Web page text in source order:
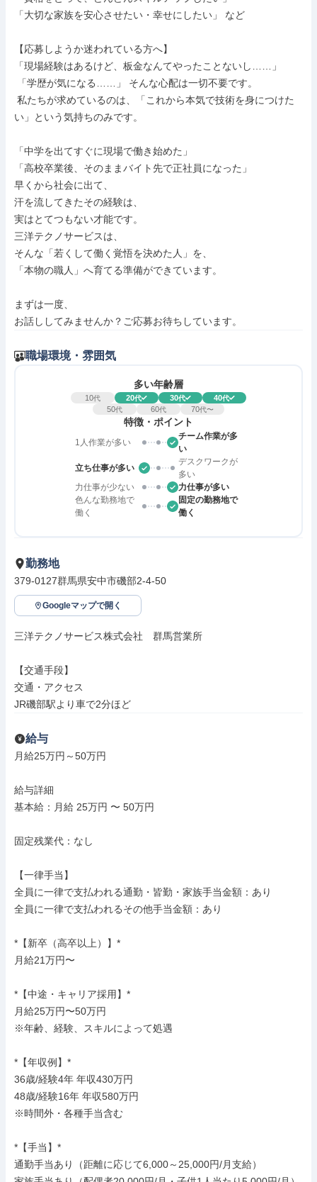
「大切な家族を安心させたい・幸せにしたい」 など
【応募しようか迷われている方へ】
「現場経験はあるけど、板金なんてやったことないし……」
い」という気持ちのみです。
「中学を出てすぐに現場で働き始めた」
「高校卒業後、そのままバイト先で正社員になった」
早くから社会に出て、
汗を流してきたその経験は、
実はとてつもない才能です。
三洋テクノサービスは、
そんな「若くして働く覚悟を決めた人」を、
「本物の職人」へ育てる準備ができています。
まずは一度、
お話ししてみませんか？ご応募お待ちしています。
職場環境・雰囲気
多い年齢層
10代 20代 30代 40代
50代 60代 70代〜
特徴・ポイント
1人作業が多い
チーム作業が多
い
立ち仕事が多い
デスクワークが
多い
力仕事が少ない
力仕事が多い
色んな勤務地で
働く
固定の勤務地で
働く
勤務地
379-0127群馬県安中市磯部2-4-50
Googleマップで開く
三洋テクノサービス株式会社　群馬営業所
【交通手段】
交通・アクセス
JR磯部駅より車で2分ほど
給与
月給25万円～50万円
給与詳細
基本給：月給 25万円 〜 50万円
固定残業代：なし
【一律手当】
全員に一律で支払われる通勤・皆勤・家族手当金額：あり
全員に一律で支払われるその他手当金額：あり
*【新卒（高卒以上）】*
月給21万円〜
*【中途・キャリア採用】*
月給25万円〜50万円
※年齢、経験、スキルによって処遇
*【年収例】*
36歳/経験4年 年収430万円
48歳/経験16年 年収580万円
※時間外・各種手当含む
*【手当】*
通勤手当あり（距離に応じて6,000～25,000円/月支給）